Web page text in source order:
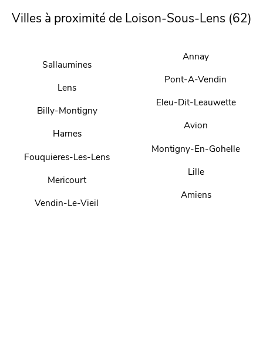
Villes à proximité de Loison-Sous-Lens (62)
Sallaumines
Lens
Billy-Montigny
Harnes
Fouquieres-Les-Lens
Mericourt
Vendin-Le-Vieil
Annay
Pont-A-Vendin
Eleu-Dit-Leauwette
Avion
Montigny-En-Gohelle
Lille
Amiens